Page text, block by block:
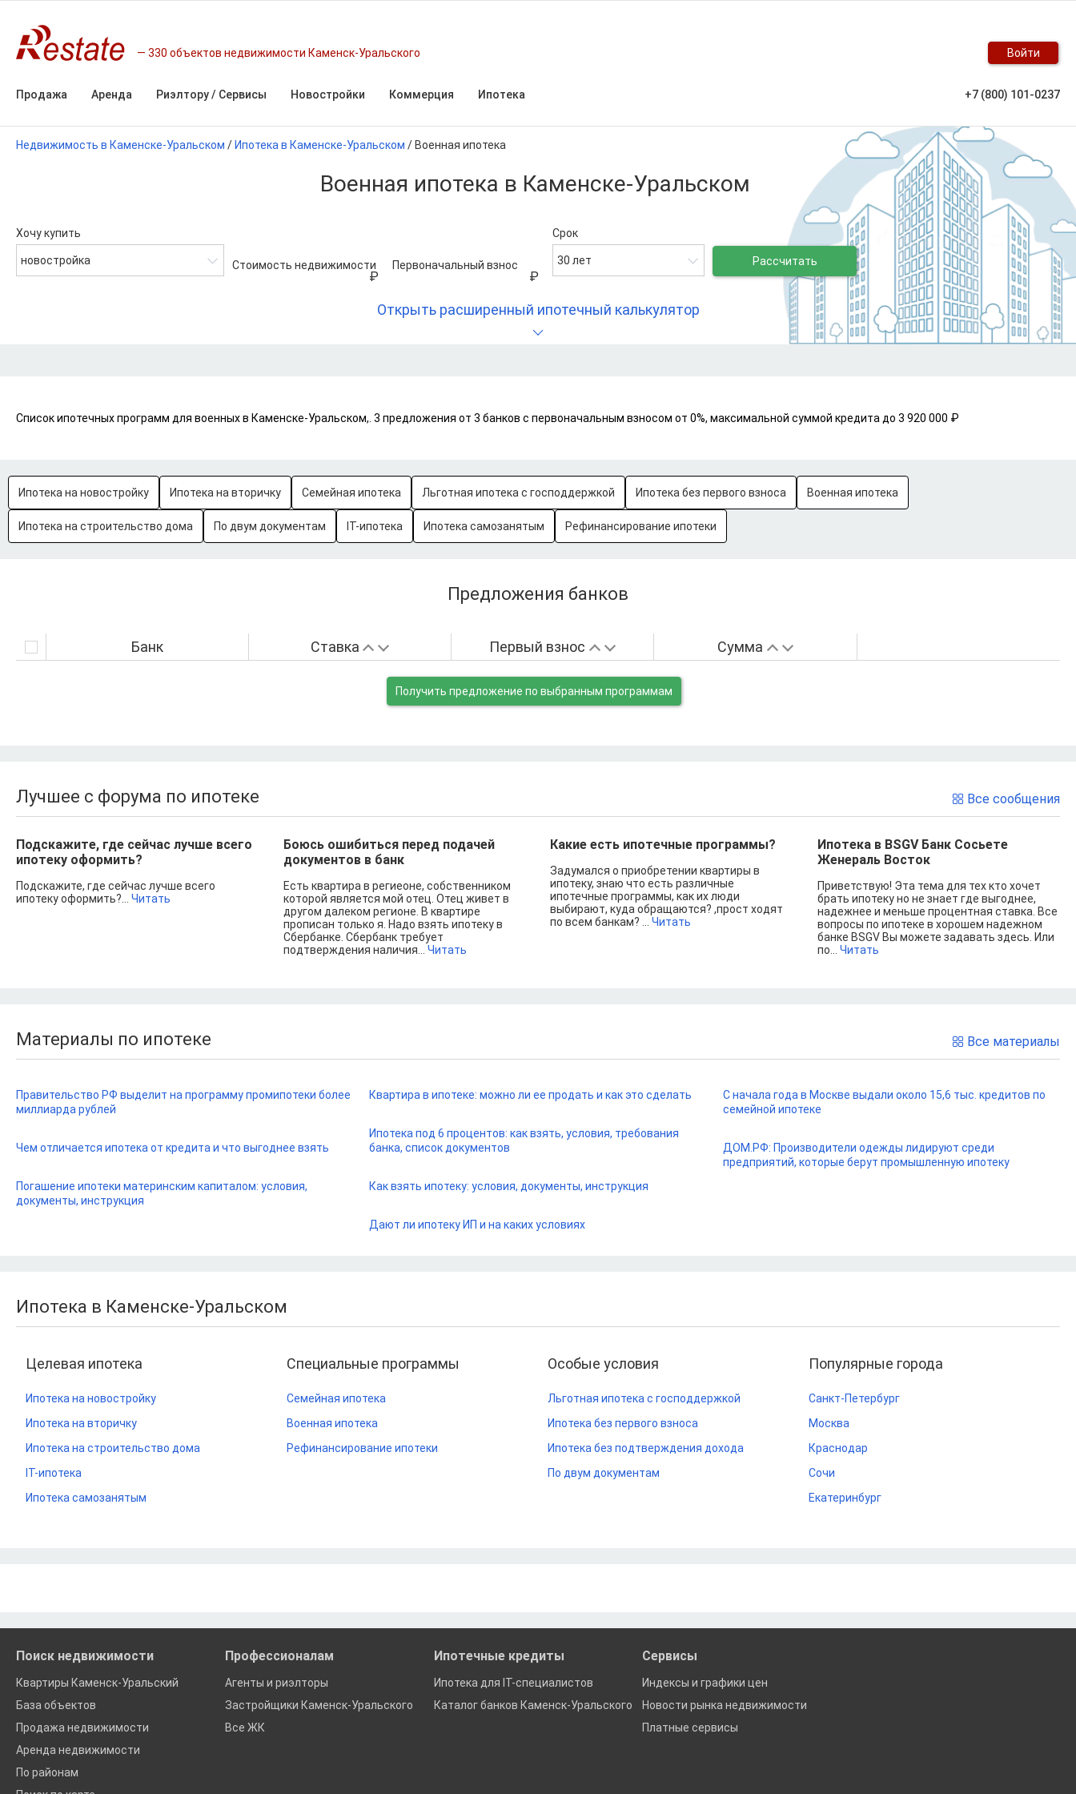
330 объектов недвижимости Каменск-Уральского Войти
Продажа Аренда Риэлтору / Сервисы Новостройки Коммерция Ипотека +7 (800) 101-0237
Недвижимость в Каменске-Уральском / Ипотека в Каменске-Уральском / Военная ипотека
Военная ипотека в Каменске-Уральском
Хочу купить
новостройка Стоимость недвижимости Первоначальный взнос
Срок
30 лет Рассчитать
Открыть расширенный ипотечный калькулятор
Список ипотечных программ для военных в Каменске-Уральском,. 3 предложения от 3 банков с первоначальным взносом от 0%, максимальной суммой кредита до 3 920 000 ₽
Ипотека на новостройку Ипотека на вторичку Семейная ипотека Льготная ипотека с господдержкой Ипотека без первого взноса Военная ипотека
Ипотека на строительство дома По двум документам IT-ипотека Ипотека самозанятым Рефинансирование ипотеки
Предложения банков
Банк Ставка Первый взнос Сумма
Получить предложение по выбранным программам
Все сообщения
Лучшее с форума по ипотеке
Подскажите, где сейчас лучше всего
ипотеку оформить?
Подскажите, где сейчас лучше всего
ипотеку оформить?... Читать
Боюсь ошибиться перед подачей
документов в банк
Есть квартира в региеоне, собственником
которой является мой отец. Отец живет в
другом далеком регионе. В квартире
прописан только я. Надо взять ипотеку в
Сбербанке. Сбербанк требует
подтверждения наличия... Читать
Какие есть ипотечные программы?
Задумался о приобретении квартиры в
ипотеку, знаю что есть различные
ипотечные программы, как их люди
выбирают, куда обращаются? ,прост ходят
по всем банкам? ... Читать
Ипотека в BSGV Банк Сосьете
Женераль Восток
Приветствую! Эта тема для тех кто хочет
брать ипотеку но не знает где выгоднее,
надежнее и меньше процентная ставка. Все
вопросы по ипотеке в хорошем надежном
банке BSGV Вы можете задавать здесь. Или
по... Читать
Все материалы
Материалы по ипотеке
Правительство РФ выделит на программу промипотеки более
миллиарда рублей
Чем отличается ипотека от кредита и что выгоднее взять
Погашение ипотеки материнским капиталом: условия,
документы, инструкция
Квартира в ипотеке: можно ли ее продать и как это сделать
Ипотека под 6 процентов: как взять, условия, требования
банка, список документов
Как взять ипотеку: условия, документы, инструкция
Дают ли ипотеку ИП и на каких условиях
С начала года в Москве выдали около 15,6 тыс. кредитов по
семейной ипотеке
ДОМ.РФ: Производители одежды лидируют среди
предприятий, которые берут промышленную ипотеку
Ипотека в Каменске-Уральском
Целевая ипотека
Ипотека на новостройку
Ипотека на вторичку
Ипотека на строительство дома
IT-ипотека
Ипотека самозанятым
Специальные программы
Семейная ипотека
Военная ипотека
Рефинансирование ипотеки
Особые условия
Льготная ипотека с господдержкой
Ипотека без первого взноса
Ипотека без подтверждения дохода
По двум документам
Популярные города
Санкт-Петербург
Москва
Краснодар
Сочи
Екатеринбург
Поиск недвижимости
Квартиры Каменск-Уральский
База объектов
Продажа недвижимости
Аренда недвижимости
По районам
Профессионалам
Агенты и риэлторы
Застройщики Каменск-Уральского
Все ЖК
Ипотечные кредиты
Ипотека для IT-специалистов
Каталог банков Каменск-Уральского
Сервисы
Индексы и графики цен
Новости рынка недвижимости
Платные сервисы